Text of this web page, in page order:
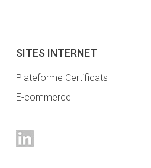
SITES INTERNET
Plateforme Certificats
E-commerce